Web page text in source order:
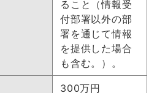
ること（情報受
付部署以外の部
署を通じて情報
を提供した場合
も含む。）。
300万円